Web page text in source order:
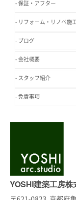
保証・アフター
リフォーム・リノベ施
ブログ
会社概要
スタッフ紹介
免責事項
YOSHI建築工房株